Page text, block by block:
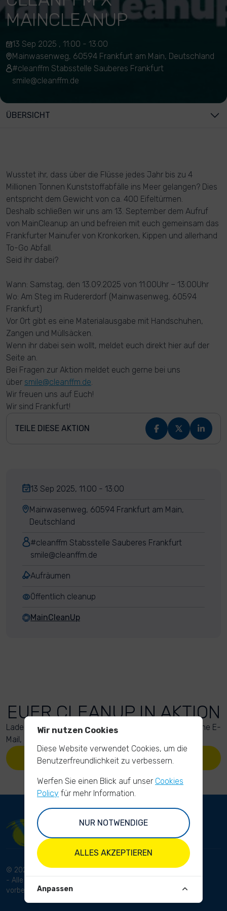
MAINCLEANUP
13 Sep 2025 , 11:00 - 13:00
Mainwasenweg, 60594 Frankfurt am Main, Deutschland
#cleanffm Stabsstelle Sauberes Frankfurt
smile@cleanffm.de
ÜBERSICHT
Wusstet ihr, dass über die Flüsse jedes Jahr bis zu 4
Millionen Tonnen Kunststoffabfälle ins Meer gelangen? Dies
entspricht dem Gewicht von ca. 400 Eifeltürmen.
Deshalb schließen wir uns am 13. September dem Aufruf
von MainCleanup an und befreien mit euch gemeinsam das
Frankfurter Mainufer von Kronkorken, Kippen und allerhand
To-Go Abfall.
Seid ihr dabei?
Wann: Samstag, den 13.09.2025 von 11:00Uhr – 13:00Uhr
Wo: Am Steg im Rudererdorf (Mainwasenweg, 60594
Frankfurt)
Vor Ort gibt es eine Materialausgabe mit Handschuhen,
Zangen und Müllsäcken.
Wenn ihr dabei sein wollt, meldet euch direkt hier auf der
Seite an.
Bei Fragen zur Aktion meldet euch gerne bei uns
über smile@cleanffm.de.
Wir freuen uns auf Euch!
Wir sind Frankfurt!
TEILE DIESE AKTION
13 Sep 2025, 11:00 - 13:00
Mainwasenweg, 60594 Frankfurt am Main,
Deutschland
#cleanffm Stabsstelle Sauberes Frankfurt
smile@cleanffm.de
Aufräumen
Öffentlich cleanup
MainCleanUp
EUER CLEANUP IN AKTION
Lade Deine Fotos hoch. Anschließend bekommst Du eine E-
Mail, um Deinen Upload zu bestätigen.
LADE DEINE FOTOS HOCH
© 2024 RhineCleanUp
- Alle Rechte
vorbehalten.
Bedingungen und Konditionen
Impressum
Wir nutzen Cookies
Diese Website verwendet Cookies, um die
Benutzerfreundlichkeit zu verbessern.
Werfen Sie einen Blick auf unser Cookies
Policy für mehr Information.
NUR NOTWENDIGE
ALLES AKZEPTIEREN
Anpassen